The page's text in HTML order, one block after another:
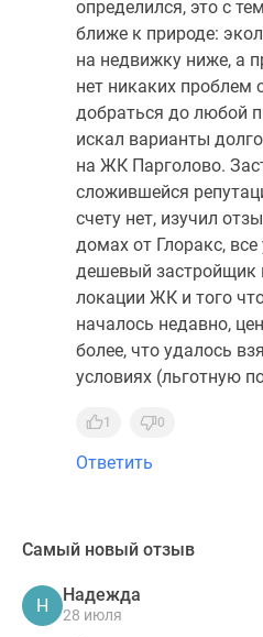
определился, это с
ближе к природе:
на недвижку ниже, а
нет никаких проблем
добраться до любой
искал варианты
на ЖК Парголово.
сложившейся
счету нет, изучил
домах от Глоракс,
дешевый застройщик
локации ЖК и того
началось недавно,
более, что удалось
условиях (льготную
1 0
Ответить
Самый новый отзыв
Н
Надежда
28 июля